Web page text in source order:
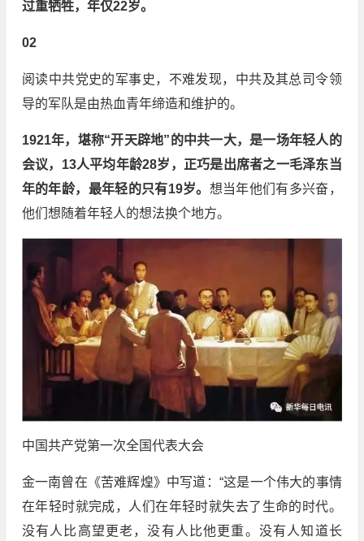
过重牺牲，年仅22岁。
02
阅读中共党史的军事史，不难发现，中共及其总司令领
导的军队是由热血青年缔造和维护的。
1921年，堪称“开天辟地”的中共一大，是一场年轻人的
会议，13人平均年龄28岁，正巧是出席者之一毛泽东当
年的年龄，最年轻的只有19岁。 想当年他们有多兴奋，
他们想随着年轻人的想法换个地方。
中国共产党第一次全国代表大会
金一南曾在《苦难辉煌》中写道：“这是一个伟大的事情
在年轻时就完成，人们在年轻时就失去了生命的时代。
没有人比高望更老，没有人比他更重。没有人知道长